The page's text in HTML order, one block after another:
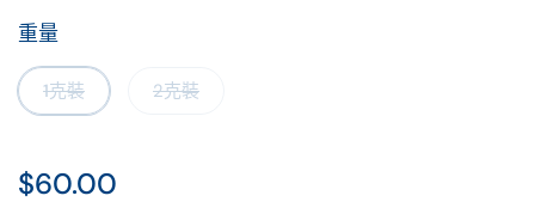
重量
1克裝 2克裝
$60.00